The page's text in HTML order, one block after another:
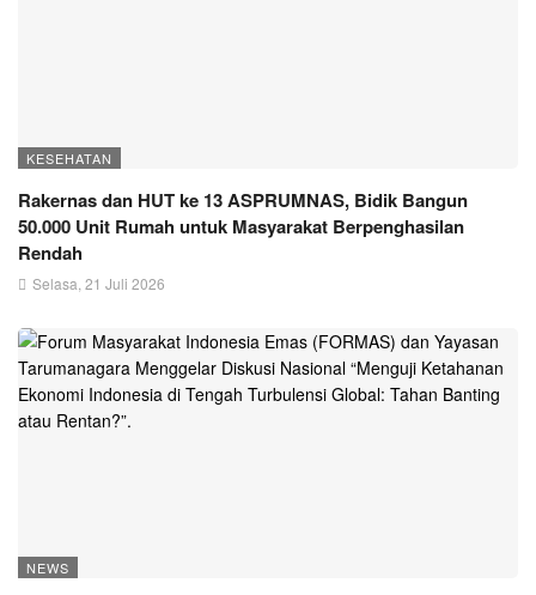
KESEHATAN
Rakernas dan HUT ke 13 ASPRUMNAS, Bidik Bangun
50.000 Unit Rumah untuk Masyarakat Berpenghasilan
Rendah
Selasa, 21 Juli 2026
NEWS